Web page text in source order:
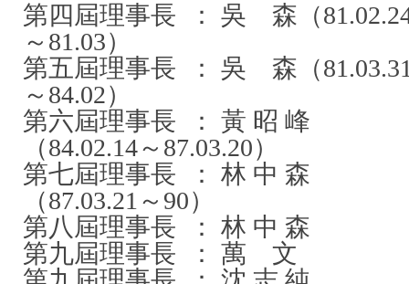
第四屆理事長 ： 吳 森（
～81.03）
第五屆理事長 ： 吳 森（
～84.02）
第六屆理事長 ： 黃 昭 峰
（84.02.14～87.03.20）
第七屆理事長 ： 林 中 森
（87.03.21～90）
第八屆理事長 ： 林 中 森
第九屆理事長 ： 萬 文